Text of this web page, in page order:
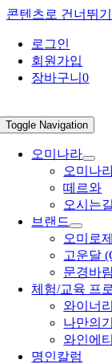
콘텐츠로 건너뛰기
로그인
회원가입
장바구니0
Toggle Navigation
오미나라
오미나
떼르와
오시는길
브랜드
오미로
고운달
문경바
체험/교육 프
와이너
나만의
와인에
명인칼럼